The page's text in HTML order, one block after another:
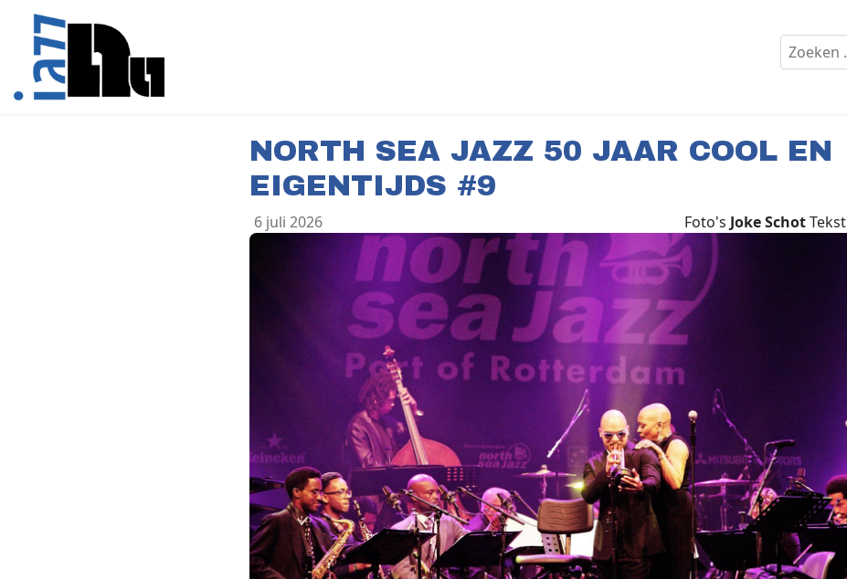
NORTH SEA JAZZ 50 JAAR COOL EN
EIGENTIJDS #9
6 juli 2026 Foto's Joke SchotTekst